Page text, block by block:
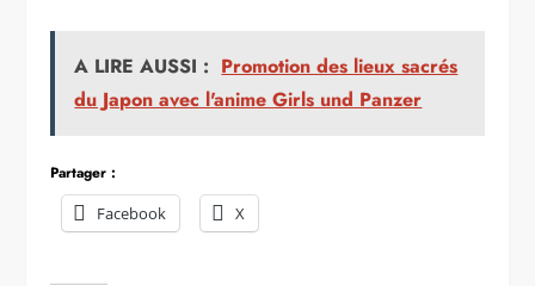
A LIRE AUSSI : Promotion des lieux sacrés
du Japon avec l'anime Girls und Panzer
Partager :
Facebook
X